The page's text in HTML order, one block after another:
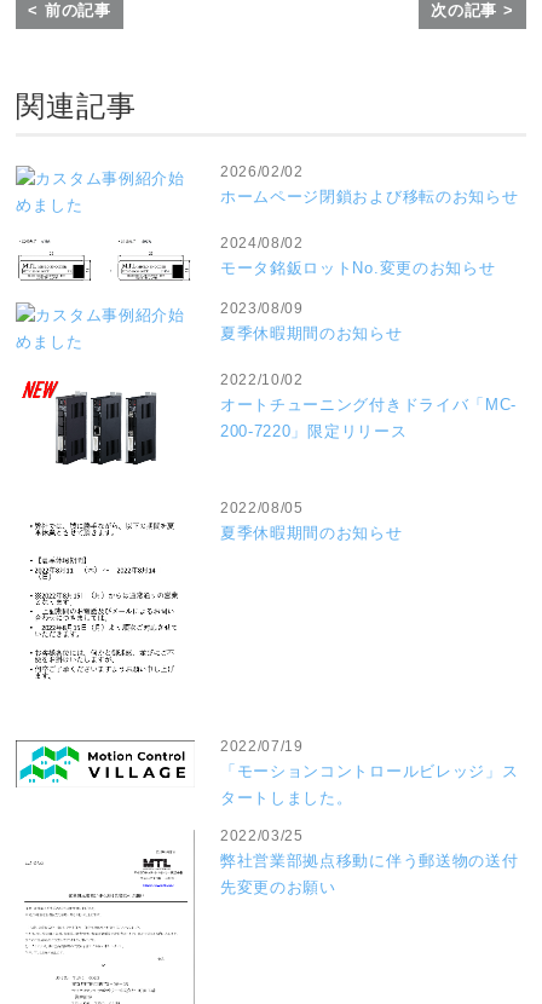
< 前の記事 次の記事 >
関連記事
2026/02/02
ホームページ閉鎖および移転のお知らせ
2024/08/02
モータ銘鈑ロットNo.変更のお知らせ
2023/08/09
夏季休暇期間のお知らせ
2022/10/02
オートチューニング付きドライバ「MC-
200-7220」限定リリース
2022/08/05
夏季休暇期間のお知らせ
2022/07/19
「モーションコントロールビレッジ」ス
タートしました。
2022/03/25
弊社営業部拠点移動に伴う郵送物の送付
先変更のお願い